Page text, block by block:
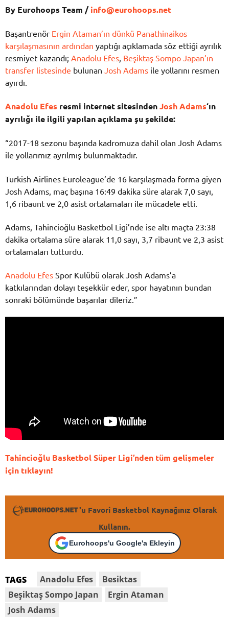
By Eurohoops Team /info@eurohoops.net
Başantrenör Ergin Ataman’ın dünkü Panathinaikos
karşılaşmasının ardından yaptığı açıklamada söz ettiği ayrılık
resmiyet kazandı; Anadolu Efes Beşiktaş Sompo Japan’ın
transfer listesinde bulunan Josh Adams ile yollarını resmen
ayırdı.
Anadolu Efes resmi internet sitesindenJosh Adams‘ın
ayrılığı ile ilgili yapılan açıklama şu şekilde:
“2017-18 sezonu başında kadromuza dahil olan Josh Adams
ile yollarımız ayrılmış bulunmaktadır.
Turkish Airlines Euroleague’de 16 karşılaşmada forma giyen
Josh Adams, maç başına 16:49 dakika süre alarak 7,0 sayı,
1,6 ribaunt ve 2,0 asist ortalamaları ile mücadele etti.
Adams, Tahincioğlu Basketbol Ligi’nde ise altı maçta 23:38
dakika ortalama süre alarak 11,0 sayı, 3,7 ribaunt ve 2,3 asist
ortalamaları tutturdu.
Anadolu Efes Spor Kulübü olarak Josh Adams’a
katkılarından dolayı teşekkür eder, spor hayatının bundan
sonraki bölümünde başarılar dileriz.”
Tahincioğlu Basketbol Süper Ligi’nden tüm gelişmeler
için tıklayın!
'u Favori Basketbol Kaynağınız Olarak
Kullanın.
Eurohoops'u Google'a Ekleyin
TAGS Anadolu Efes
Besiktas
Beşiktaş Sompo Japan
Ergin Ataman
Josh Adams